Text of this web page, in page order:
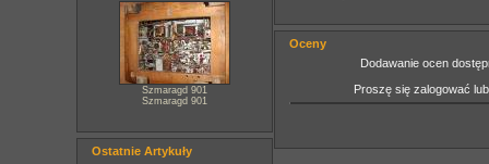
Szmaragd 901
Szmaragd 901
Ostatnie Artykuły
Oceny
Dodawanie ocen
Proszę się zalogować